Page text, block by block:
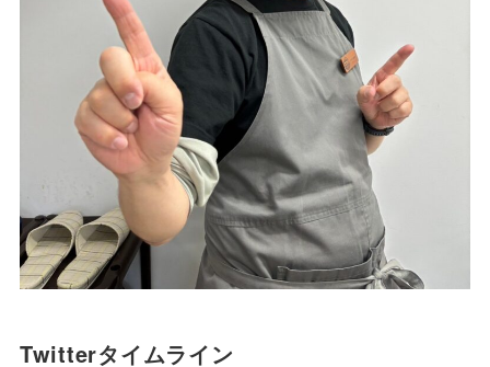
Twitterタイムライン